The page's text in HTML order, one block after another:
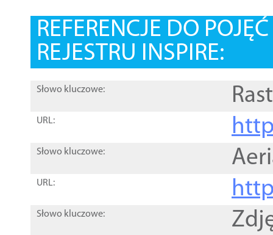
REFERENCJE DO
REJESTRU INSPIRE:
Słowo kluczowe:
URL:
Słowo kluczowe:
URL:
Słowo kluczowe: